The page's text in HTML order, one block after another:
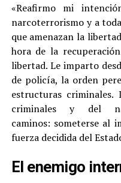
«Reafirmo mi
narcoterrorismo y a
que amenazan la
hora de la
libertad. Le imparto
de policía, la orden
estructuras criminales.
criminales y del
caminos: someterse al
fuerza decidida del
El enemigo